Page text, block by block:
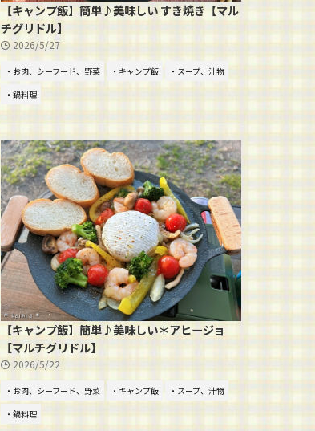
【キャンプ飯】簡単♪美味しい すき焼き【マル
チグリドル】
2026/5/27
・お肉、シーフード、野菜 ・キャンプ飯
・スープ、汁物
・鍋料理
【キャンプ飯】簡単♪美味しい＊アヒージョ
【マルチグリドル】
2026/5/22
・お肉、シーフード、野菜 ・キャンプ飯
・スープ、汁物
・鍋料理